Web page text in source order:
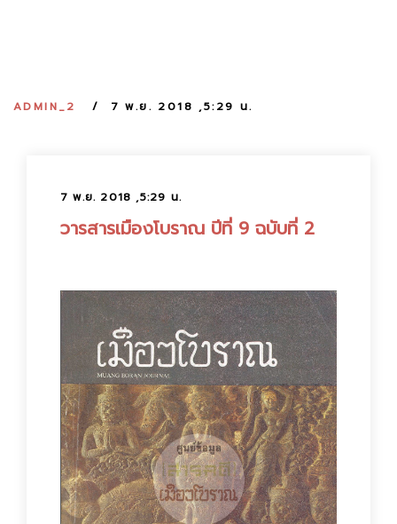
ADMIN_2 7 พ.ย. 2018 ,5:29 น.
7 พ.ย. 2018 ,5:29 น.
วารสารเมืองโบราณ ปีที่ 9 ฉบับที่ 2